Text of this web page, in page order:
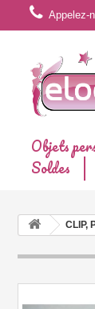
Appelez-
Objets
Soldes
CLIP,